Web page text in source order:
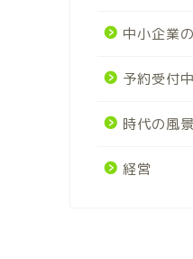
中小企業
予約受付中
時代の風景
経営